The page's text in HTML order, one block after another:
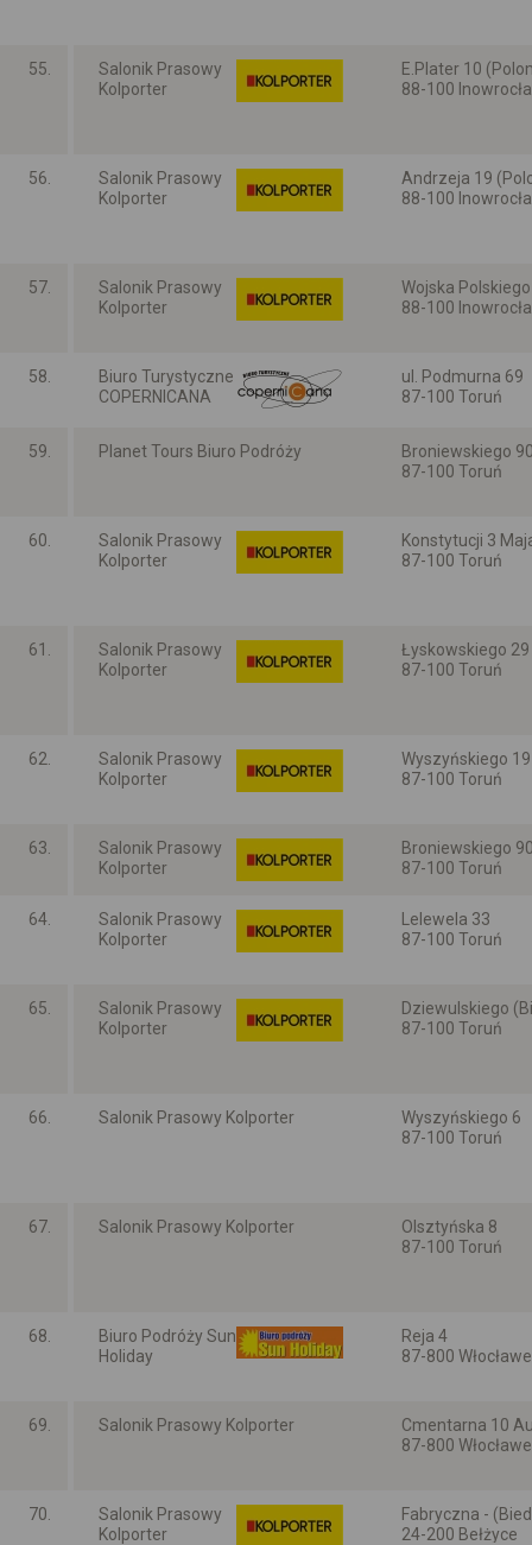
55.
Salonik Prasowy
Kolporter
E.Plater 10
88-100
56.
Salonik Prasowy
Kolporter
Andrzeja 19
88-100
57.
Salonik Prasowy
Kolporter
Wojska
88-100
58.
Biuro Turystyczne
COPERNICANA
ul. Podmurna 69
87-100 Toruń
59.
Planet Tours Biuro Podróży
Broniewskiego
87-100 Toruń
60.
Salonik Prasowy
Kolporter
Konstytucji 3
87-100 Toruń
61.
Salonik Prasowy
Kolporter
Łyskowskiego 29
87-100 Toruń
62.
Salonik Prasowy
Kolporter
Wyszyńskiego 19
87-100 Toruń
63.
Salonik Prasowy
Kolporter
Broniewskiego
87-100 Toruń
64.
Salonik Prasowy
Kolporter
Lelewela 33
87-100 Toruń
65.
Salonik Prasowy
Kolporter
Dziewulskiego
87-100 Toruń
66. Salonik Prasowy Kolporter
Wyszyńskiego 6
87-100 Toruń
67. Salonik Prasowy Kolporter
Olsztyńska 8
87-100 Toruń
68.
Biuro Podróży Sun
Holiday
Reja 4
87-800
69. Salonik Prasowy Kolporter
Cmentarna 10
87-800
70.
Salonik Prasowy
Kolporter
Fabryczna -
24-200 Bełżyce